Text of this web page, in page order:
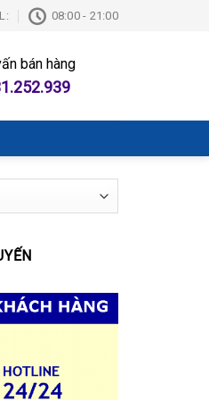
08:00 - 21:00
bán hàng